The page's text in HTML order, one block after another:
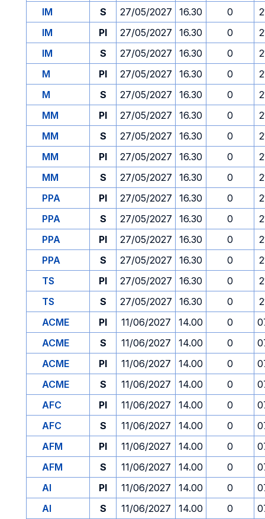
IM S 27/05/2027 16.30 0
IM
PI 27/05/2027 16.30 0
IM
S 27/05/2027 16.30 0
M
PI 27/05/2027 16.30 0
M
S 27/05/2027 16.30 0
MM
PI 27/05/2027 16.30 0
MM
S 27/05/2027 16.30 0
MM
PI 27/05/2027 16.30 0
MM
S 27/05/2027 16.30 0
PPA
PI 27/05/2027 16.30 0
PPA
S 27/05/2027 16.30 0
PPA
PI 27/05/2027 16.30 0
PPA
S 27/05/2027 16.30 0
TS
PI 27/05/2027 16.30 0
TS
S 27/05/2027 16.30 0
ACME
PI 11/06/2027 14.00 0
ACME
S 11/06/2027 14.00 0
ACME
PI 11/06/2027 14.00 0
ACME
S 11/06/2027 14.00 0
AFC
PI 11/06/2027 14.00 0
AFC
S 11/06/2027 14.00 0
AFM
PI 11/06/2027 14.00 0
AFM
S 11/06/2027 14.00 0
AI
PI 11/06/2027 14.00 0
AI
S 11/06/2027 14.00 0